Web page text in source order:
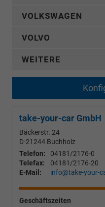
VOLKSWAGEN
VOLVO
WEITERE
take-your-car GmbH
Bäckerstr. 24
D-21244 Buchholz
Telefon:
04181/2176-0
Telefax:
04181/2176-20
E-Mail:
info@take-your-
Geschäftszeiten